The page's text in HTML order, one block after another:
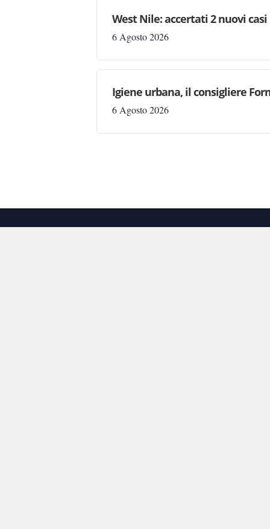
West Nile: accertati 2 nuovi
6 Agosto 2026
Igiene urbana, il consigliere
6 Agosto 2026